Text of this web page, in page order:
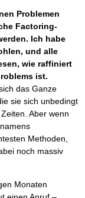
Problemen
Factoring-
Ich habe
und alle
wie raffiniert
ist.
das Ganze
sie sich unbedingt
Aber wenn
Methoden,
noch massiv
Monaten